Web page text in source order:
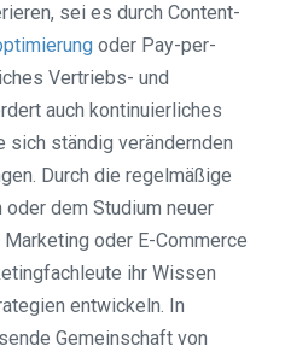
sei es durch Content-
oder Pay-per-
Vertriebs- und
auch kontinuierliches
sich ständig verändernden
Durch die regelmäßige
oder dem Studium neuer
oder E-Commerce
ihr Wissen
entwickeln. In
Gemeinschaft von